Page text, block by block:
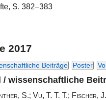
S. 382–383
2017
Beiträge Poster
wissenschaftliche
S.; Vu, T. T. T.; Fischer, J.